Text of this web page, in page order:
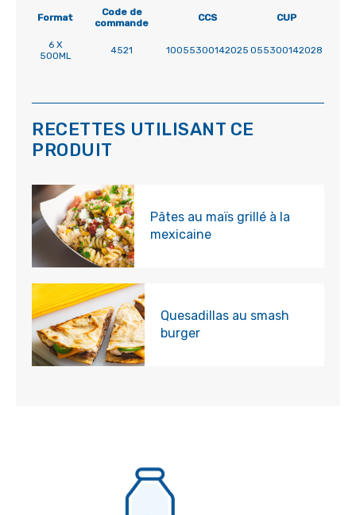
Format
Code de
commande
CCS CUP
6 X
500ML
4521 10055300142025 055300142028
RECETTES UTILISANT CE
PRODUIT
Pâtes au maïs grillé à la
mexicaine
Quesadillas au smash
burger